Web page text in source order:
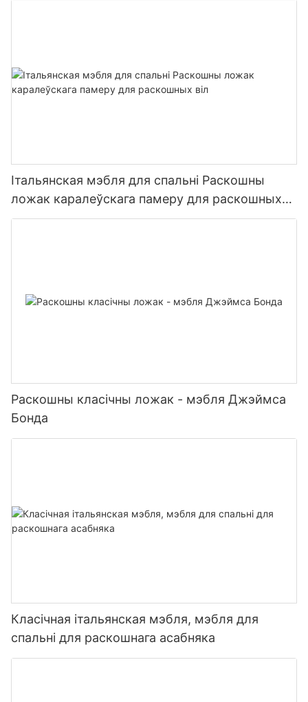
Італьянская мэбля для спальні Раскошны
ложак каралеўскага памеру для раскошных
віл
Раскошны класічны ложак - мэбля Джэймса
Бонда
Класічная італьянская мэбля, мэбля для
спальні для раскошнага асабняка